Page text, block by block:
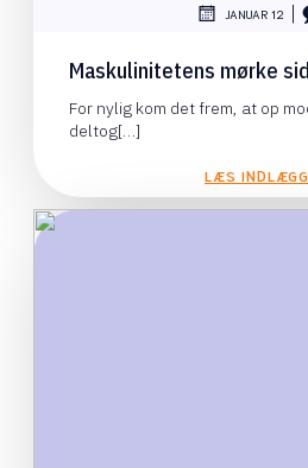
JANUAR 12
Maskulinitetens mørke
For nylig kom det frem, at op
deltog[…]
LÆS